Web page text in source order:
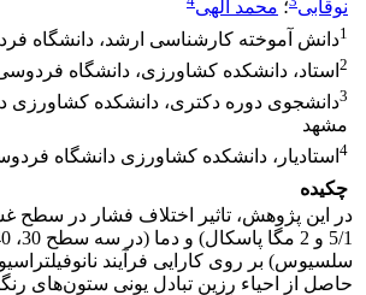
نوقابی ؛ محمد الهی
1دانش آموخته کارشناسی ارشد، دانشگاه
2 استاد، دانشکده کشاورزی، دانشگاه
3دانشجوی دوره دکتری، دانشکده کشاورزی
مشهد
4 استادیار، دانشکده کشاورزی دانشگاه
چکیده
سلسیوس) بر روی کارایی فرآیند
حاصل از احیاء رزین تبادل یونی ستون‌های